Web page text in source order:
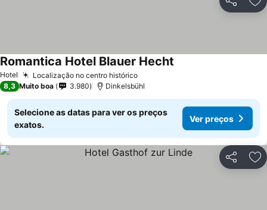
Partilhar
Hotel Localização no centro históricoVer preços
Romantica Hotel Blauer Hecht
8,3 Muito boa 3.980 Dinkelsbühl
Selecione as datas para ver os preços
exatos.
Ver preços
Partilhar